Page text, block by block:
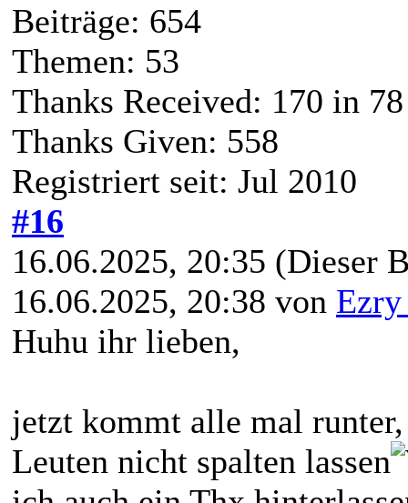
Beiträge: 654
Themen: 53
Thanks Received: 170 in
Thanks Given: 558
Registriert seit: Jul 2010
#16
16.06.2025, 20:35 (Dieser
16.06.2025, 20:38 von
Huhu ihr lieben,
jetzt kommt alle mal
Leuten nicht spalten lassen